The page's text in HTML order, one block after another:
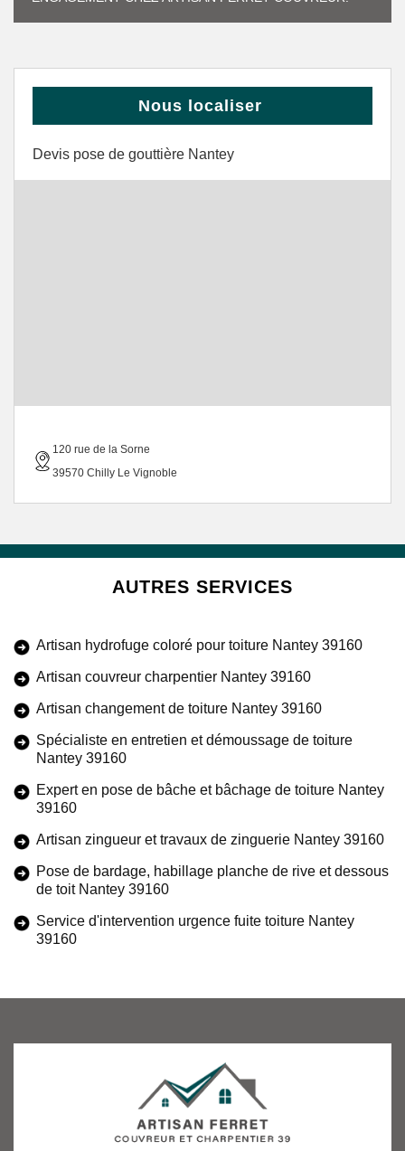
Nous localiser
Devis pose de gouttière Nantey
120 rue de la Sorne
39570 Chilly Le Vignoble
AUTRES SERVICES
Artisan hydrofuge coloré pour toiture Nantey 39160
Artisan couvreur charpentier Nantey 39160
Artisan changement de toiture Nantey 39160
Spécialiste en entretien et démoussage de toiture
Nantey 39160
Expert en pose de bâche et bâchage de toiture Nantey
39160
Artisan zingueur et travaux de zinguerie Nantey 39160
Pose de bardage, habillage planche de rive et dessous
de toit Nantey 39160
Service d'intervention urgence fuite toiture Nantey
39160